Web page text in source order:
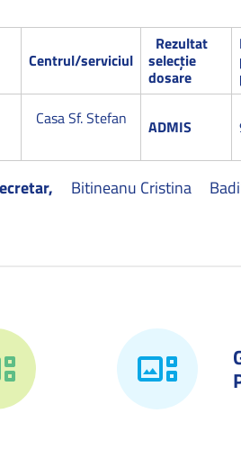
Centrul/serviciul
Rezultat
selecție
dosare
Casa Sf. Stefan ADMIS
Bitineanu Cristina